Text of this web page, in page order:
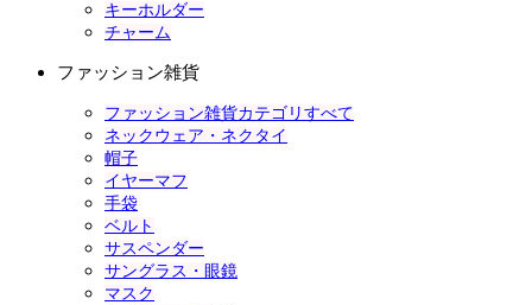
キーホルダー
チャーム
ファッション雑貨
ファッション雑貨カテゴリすべて
ネックウェア・ネクタイ
帽子
イヤーマフ
手袋
ベルト
サスペンダー
サングラス・眼鏡
マスク